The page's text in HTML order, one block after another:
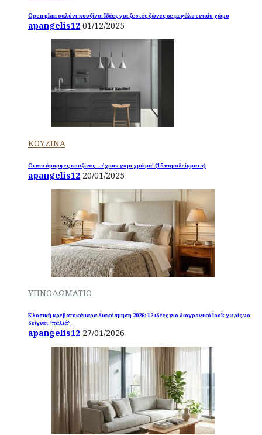
Open plan σαλόνι-κουζίνα: Ιδέες για ζεστές ζώνες σε μεγάλο ενιαίο χώρο
apangelis12 01/12/2025
ΚΟΥΖΙΝΑ
Οι πιο όμορφες κουζίνες… έχουν γκρι χρώμα! (15 παραδείγματα)
apangelis12 20/01/2025
ΥΠΝΟΔΩΜΑΤΙΟ
Κλασική κρεβατοκάμαρα διακόσμηση 2026: 12 ιδέες για διαχρονικό look χωρίς να
δείχνει “παλιά”
apangelis12 27/01/2026